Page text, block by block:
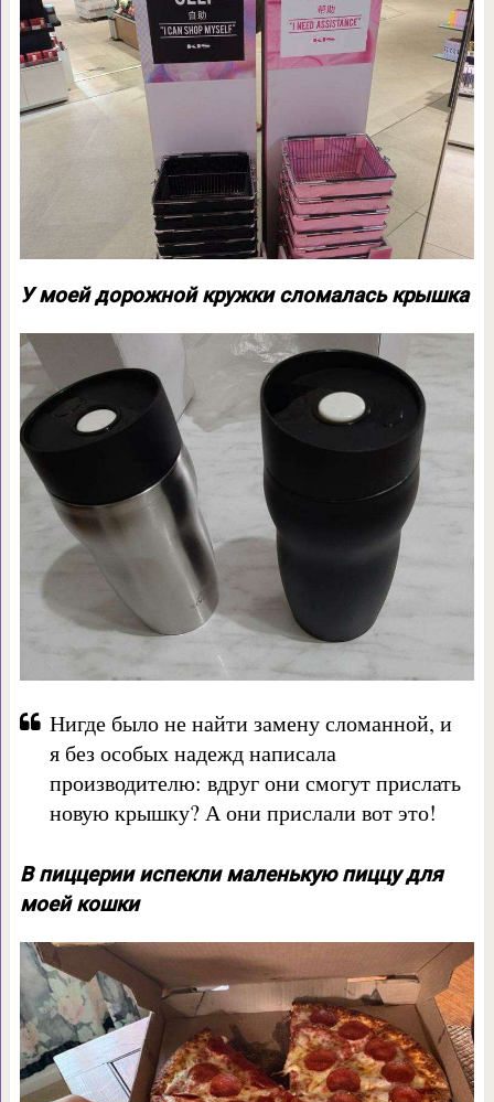
У моей дорожной кружки сломалась крышка
Нигде было не найти замену сломанной, и
я без особых надежд написала
производителю: вдруг они смогут прислать
новую крышку? А они прислали вот это!
В пиццерии испекли маленькую пиццу для
моей кошки